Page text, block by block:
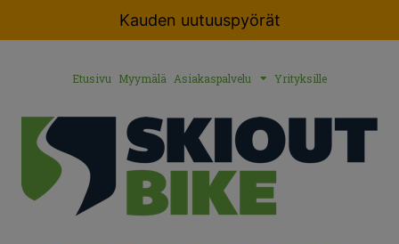
Kauden uutuuspyörät
Etusivu Myymälä Asiakaspalvelu Yrityksille